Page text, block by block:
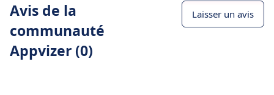
Avis de la
communauté
Appvizer (0)
Laisser un avis